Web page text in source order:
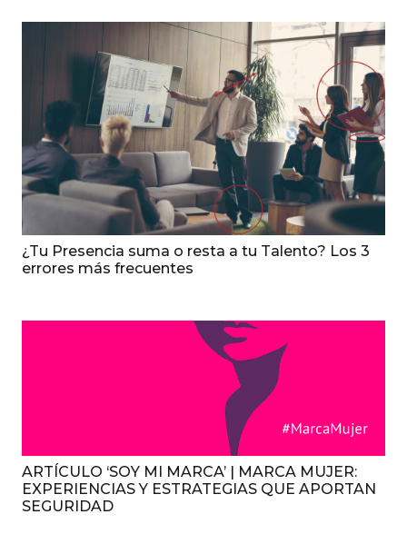
¿Tu Presencia suma o resta a tu Talento? Los 3
errores más frecuentes
ARTÍCULO ‘SOY MI MARCA’ | MARCA MUJER:
EXPERIENCIAS Y ESTRATEGIAS QUE APORTAN
SEGURIDAD